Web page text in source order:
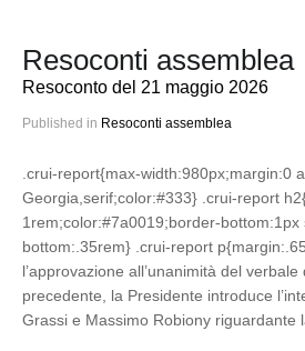
Resoconti assemblea
Resoconto del 21 maggio 2026
Published in Resoconti assemblea
.crui-report{max-width:980px;margin:0
Georgia,serif;color:#333} .crui-report
1rem;color:#7a0019;border-bottom:1px
bottom:.35rem} .crui-report
l’approvazione all’unanimità del verbale
precedente, la Presidente introduce
Grassi e Massimo Robiony riguardante